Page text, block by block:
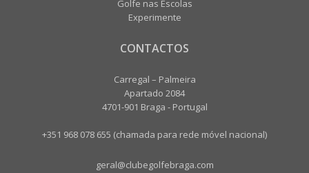
Golfe nas Escolas
Experimente
CONTACTOS
Carregal – Palmeira
Apartado 2084
4701-901 Braga - Portugal
+351 968 078 655 (chamada para rede móvel nacional)
geral@clubegolfebraga.com